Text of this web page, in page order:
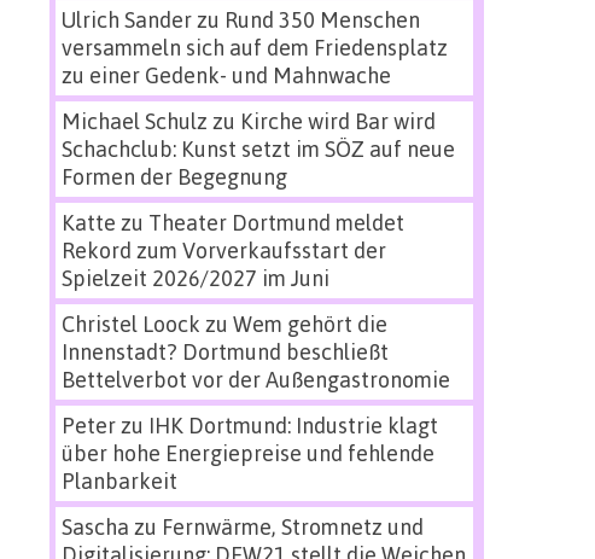
Ulrich Sanderzu Rund 350 Menschen
versammeln sich auf dem Friedensplatz
zu einer Gedenk- und Mahnwache
Michael Schulz zu Kirche wird Bar wird
Schachclub: Kunst setzt im SÖZ auf neue
Formen der Begegnung
Katte zu Theater Dortmund meldet
Rekord zum Vorverkaufsstart der
Spielzeit 2026/2027 im Juni
Christel Loock zu Wem gehört die
Innenstadt? Dortmund beschließt
Bettelverbot vor der Außengastronomie
Peterzu IHK Dortmund: Industrie klagt
über hohe Energiepreise und fehlende
Planbarkeit
Sascha zu Fernwärme, Stromnetz und